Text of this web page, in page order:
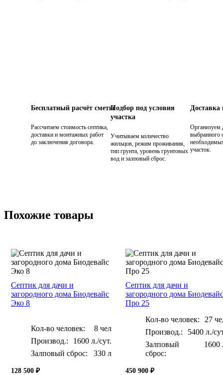
Бесплатный расчёт сметы
Рассчитаем стоимость септика,
доставки и монтажных работ
до заключения договора.
Подбор под условия
участка
Учитываем количество
жильцов, режим проживания,
тип грунта, уровень грунтовых
вод и залповый сброс.
Организуем
выбранного
участок.
Похожие товары
Септик для дачи и
загородного дома Биодевайс
Эко 8
Кол-во человек:
8 чел
1600 л./сут.
Залповый сброс:
330 л
128 500 ₽
Септик для дачи и
загородного дома Биодевайс
Про 25
Кол-во человек:
27
5400 л./
Залповый
сброс:
1600
450 900 ₽